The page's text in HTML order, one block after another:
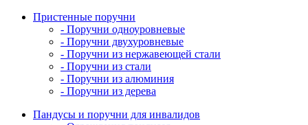
Пристенные поручни
- Поручни одноуровневые
- Поручни двухуровневые
- Поручни из нержавеющей стали
- Поручни из стали
- Поручни из алюминия
- Поручни из дерева
Пандусы и поручни для инвалидов